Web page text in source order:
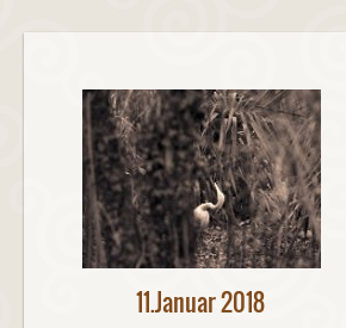
11.Januar 2018